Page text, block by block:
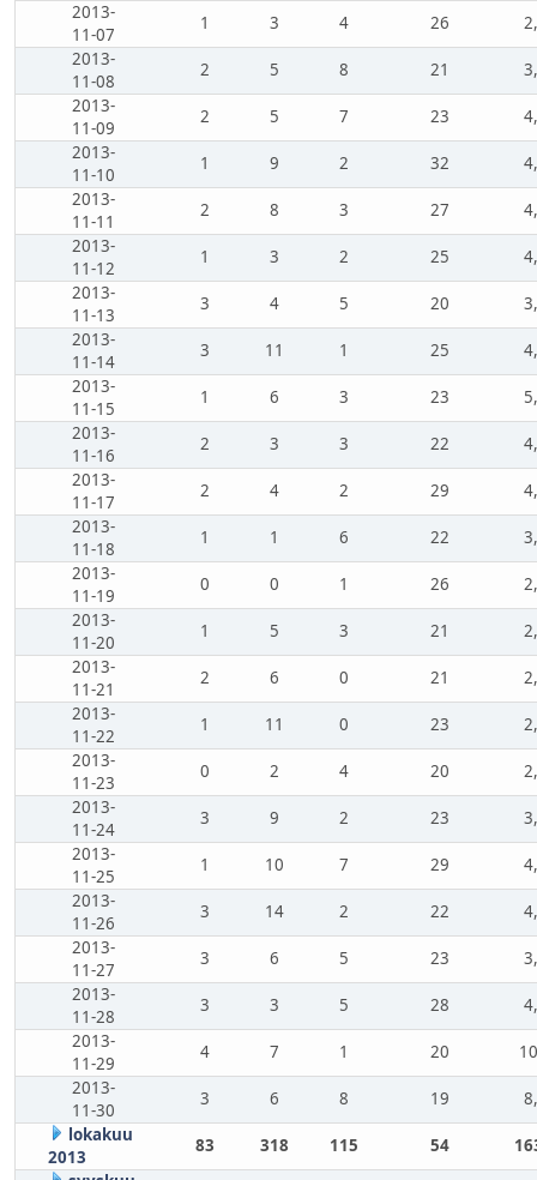
2013-
11-07
1 3 4 26
2013-
11-08
2 5 8 21
2013-
11-09
2 5 7 23
2013-
11-10
1 9 2 32
2013-
11-11
2 8 3 27
2013-
11-12
1 3 2 25
2013-
11-13
3 4 5 20
2013-
11-14
3 11 1 25
2013-
11-15
1 6 3 23
2013-
11-16
2 3 3 22
2013-
11-17
2 4 2 29
2013-
11-18
1 1 6 22
2013-
11-19
0 0 1 26
2013-
11-20
1 5 3 21
2013-
11-21
2 6 0 21
2013-
11-22
1 11 0 23
2013-
11-23
0 2 4 20
2013-
11-24
3 9 2 23
2013-
11-25
1 10 7 29
2013-
11-26
3 14 2 22
2013-
11-27
3 6 5 23
2013-
11-28
3 3 5 28
2013-
11-29
4 7 1 20
2013-
11-30
3 6 8 19
lokakuu
2013
83 318 115 54